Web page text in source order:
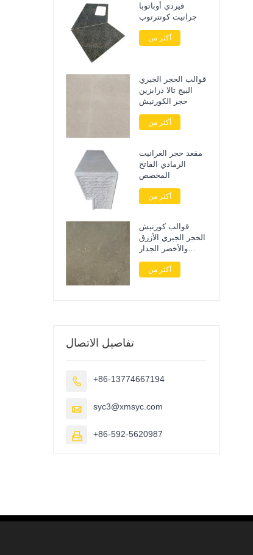
فيردي أوباتوبا
جرانيت كونترتوب
أكثر من
قوالب الحجر الجيري
البيج تالا درابزين
حجر الكورنيش
أكثر من
مقعد حجر الغرانيت
الرمادي الفاتح
المخصص
أكثر من
قوالب كورنيش
الحجر الجيري الأزرق
والأخضر الجدار
الخارجي
أكثر من
تفاصيل الاتصال
 +86-13774667194
 syc3@xmsyc.com
 +86-592-5620987